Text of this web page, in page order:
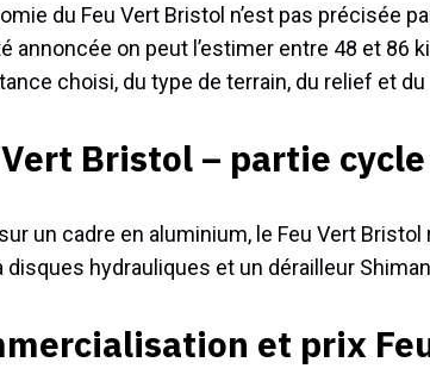
du Feu Vert Bristol n’est pas précisée
annoncée on peut l’estimer entre 48 et 86
choisi, du type de terrain, du relief et du
Bristol – partie cycle
un cadre en aluminium, le Feu Vert
disques hydrauliques et un dérailleur
et prix